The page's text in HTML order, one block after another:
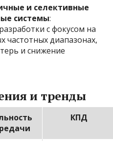
и селективные
системы:
с фокусом на
частотных диапазонах,
и снижение
и тренды
КПД